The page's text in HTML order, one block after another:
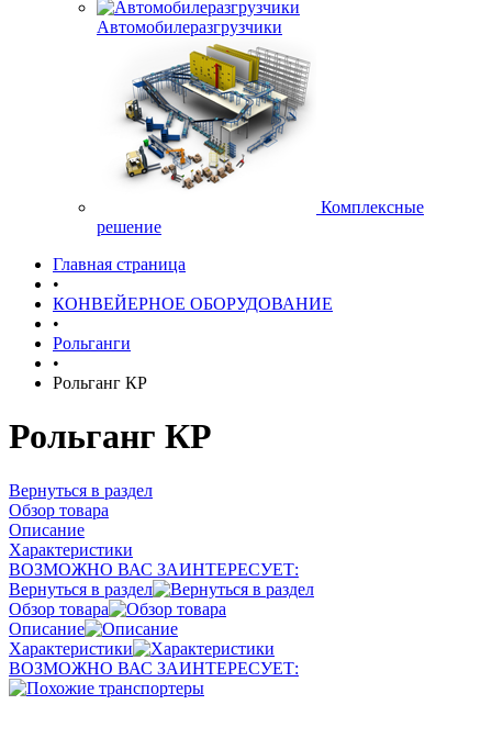
Автомобилеразгрузчики
Комплексные
решение
Главная страница
•
КОНВЕЙЕРНОЕ ОБОРУДОВАНИЕ
•
Рольганги
•
Рольганг КР
Рольганг КР
Вернуться в раздел
Обзор товара
Описание
Характеристики
ВОЗМОЖНО ВАС ЗАИНТЕРЕСУЕТ:
Вернуться в раздел
Обзор товара
Описание
Характеристики
ВОЗМОЖНО ВАС ЗАИНТЕРЕСУЕТ: